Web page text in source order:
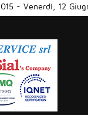
- Venerdì, 12